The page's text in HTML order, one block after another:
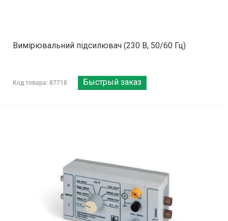
Вимірювальний підсилювач (230 В, 50/60 Гц)
Код товара: 87718 Быстрый заказ